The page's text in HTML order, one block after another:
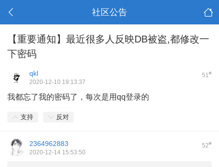
社区公告
【重要通知】最近很多人反映DB被盗,都修改一
下密码
51#
qkl
2020-12-10 19:13:37
我都忘了我的密码了，每次是用qq登录的
支持 反对
52#
2364962883
2020-12-14 15:53:50